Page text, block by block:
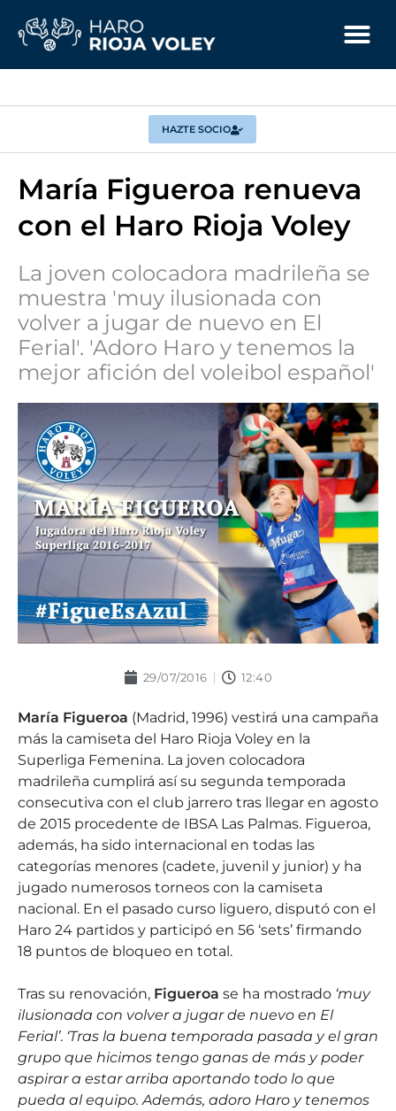
HAZTE SOCIO
María Figueroa renueva
con el Haro Rioja Voley
La joven colocadora madrileña se
muestra 'muy ilusionada con
volver a jugar de nuevo en El
Ferial'. 'Adoro Haro y tenemos la
mejor afición del voleibol español'
29/07/2016 12:40
María Figueroa (Madrid, 1996) vestirá una campaña
más la camiseta del Haro Rioja Voley en la
Superliga Femenina. La joven colocadora
madrileña cumplirá así su segunda temporada
consecutiva con el club jarrero tras llegar en agosto
de 2015 procedente de IBSA Las Palmas. Figueroa,
además, ha sido internacional en todas las
categorías menores (cadete, juvenil y junior) y ha
jugado numerosos torneos con la camiseta
nacional. En el pasado curso liguero, disputó con el
Haro 24 partidos y participó en 56 ‘sets’ firmando
18 puntos de bloqueo en total.
Tras su renovación, Figueroa se ha mostrado ‘muy
ilusionada con volver a jugar de nuevo en El
Ferial’. ‘Tras la buena temporada pasada y el gran
grupo que hicimos tengo ganas de más y poder
aspirar a estar arriba aportando todo lo que
pueda al equipo. Además, adoro Haro y tenemos